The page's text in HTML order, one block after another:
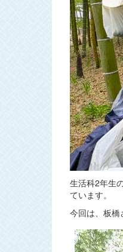
生活科2年生
ています。
今回は、板橋